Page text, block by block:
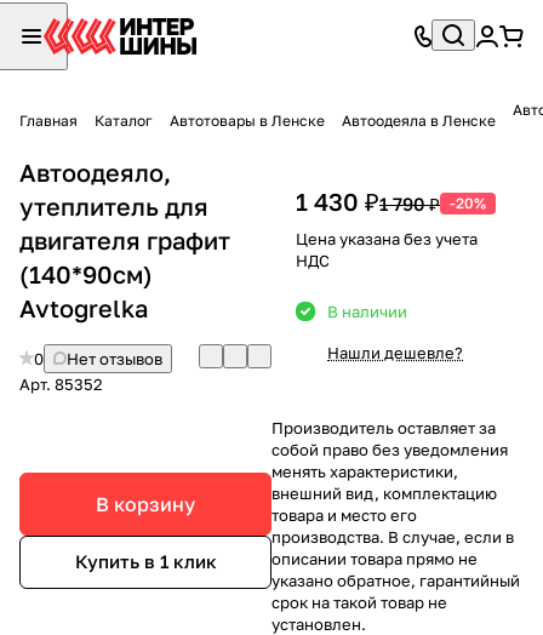
Главная Каталог Автотовары в Ленске Автоодеяла в Ленске
Автоодеяло,
утеплитель для
двигателя графит
(140*90см)
Avtogrelka
0
Нет отзывов
Арт. 85352
В корзину
Купить в 1 клик
1 430 ₽1 790 ₽ -20%
Цена указана без учета
НДС
В наличии
Нашли дешевле?
Производитель оставляет за
собой право без уведомления
менять характеристики,
внешний вид, комплектацию
товара и место его
производства. В случае, если в
описании товара прямо не
указано обратное, гарантийный
срок на такой товар не
установлен.